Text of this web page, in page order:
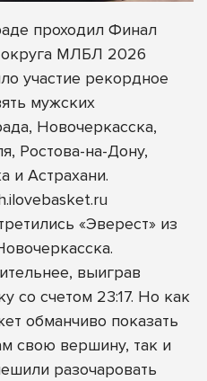
проходил Финал
МЛБЛ 2026
участие рекордное
мужских
Новочеркасска,
Ростова-на-Дону,
и Астрахани.
«Эверест» из
выиграв
со счетом 23:17. Но как
обманчиво показать
свою вершину, так и
разочаровать